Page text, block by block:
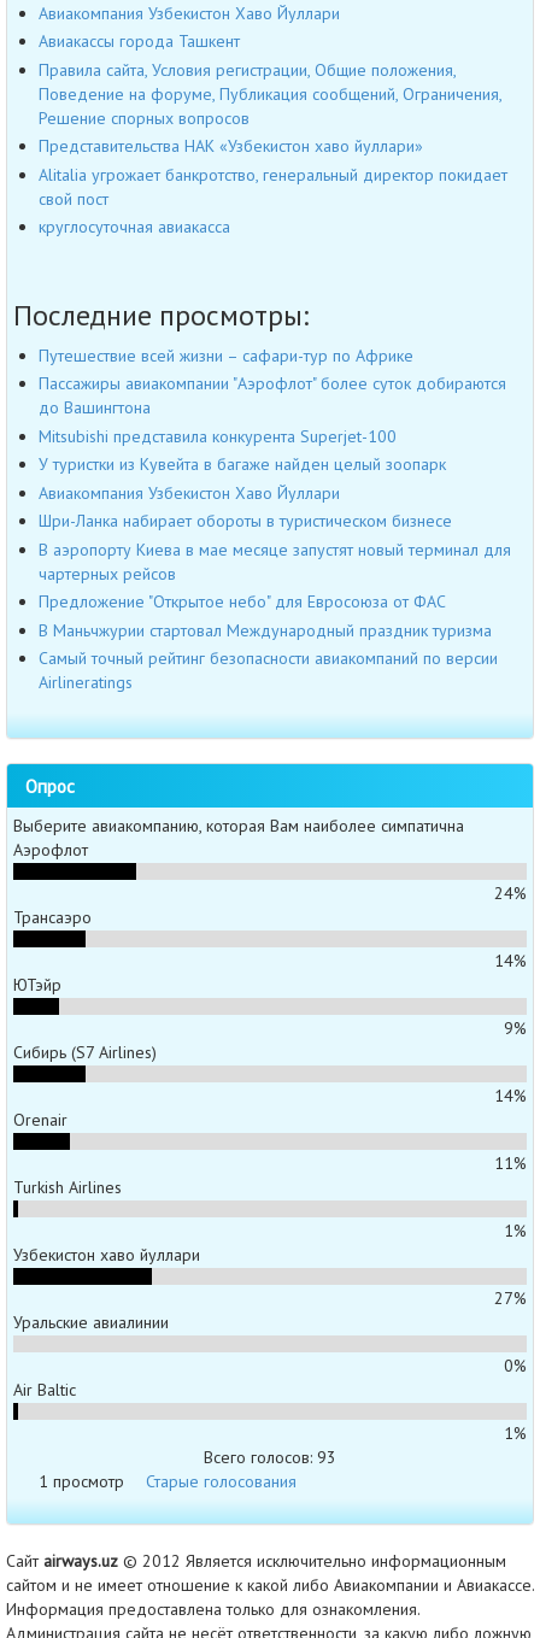
Авиакомпания Узбекистон Хаво Йуллари
Авиакассы города Ташкент
Правила сайта, Условия регистрации, Общие положения,
Поведение на форуме, Публикация сообщений, Ограничения,
Решение спорных вопросов
Представительства НАК «Узбекистон хаво йуллари»
Alitalia угрожает банкротство, генеральный директор покидает
свой пост
круглосуточная авиакасса
Последние просмотры:
Путешествие всей жизни – сафари-тур по Африке
Пассажиры авиакомпании "Аэрофлот" более суток добираются
до Вашингтона
Mitsubishi представила конкурента Superjet-100
У туристки из Кувейта в багаже найден целый зоопарк
Авиакомпания Узбекистон Хаво Йуллари
Шри-Ланка набирает обороты в туристическом бизнесе
В аэропорту Киева в мае месяце запустят новый терминал для
чартерных рейсов
Предложение "Открытое небо" для Евросоюза от ФАС
В Маньчжурии стартовал Международный праздник туризма
Самый точный рейтинг безопасности авиакомпаний по версии
Airlineratings
Опрос
Выберите авиакомпанию, которая Вам наиболее симпатична
Аэрофлот
24%
Трансаэро
14%
ЮТэйр
9%
Сибирь (S7 Airlines)
14%
Orenair
11%
Turkish Airlines
1%
Узбекистон хаво йуллари
27%
Уральские авиалинии
0%
Air Baltic
1%
Всего голосов: 93
1 просмотр
Старые голосования
Сайтairways.uz © 2012 Является исключительно информационным
сайтом и не имеет отношение к какой либо Авиакомпании и Авиакассе.
Информация предоставлена только для ознакомления.
Администрация сайта не несёт ответственности, за какую либо ложную